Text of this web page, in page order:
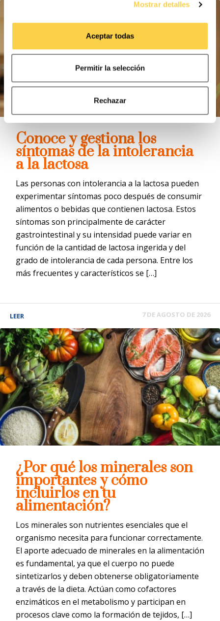
información. Puede aceptar todas las cookies,
rechazarlas o configurarlas en el siguiente panel.
Mostrar detalles
Aceptar todas
Permitir la selección
Rechazar
Conoce y gestiona los
síntomas de la intolerancia
a la lactosa
Las personas con intolerancia a la lactosa pueden
experimentar síntomas poco después de consumir
alimentos o bebidas que contienen lactosa. Estos
síntomas son principalmente de carácter
gastrointestinal y su intensidad puede variar en
función de la cantidad de lactosa ingerida y del
grado de intolerancia de cada persona. Entre los
más frecuentes y característicos se […]
LEER 7 DE AGOSTO DE 2026
¿Por qué los minerales son
importantes y cómo
incluirlos en tu
alimentación?
Los minerales son nutrientes esenciales que el
organismo necesita para funcionar correctamente.
El aporte adecuado de minerales en la alimentación
es fundamental, ya que el cuerpo no puede
sintetizarlos y deben obtenerse obligatoriamente
a través de la dieta. Actúan como cofactores
enzimáticos en el metabolismo y participan en
procesos clave como la formación de tejidos, […]